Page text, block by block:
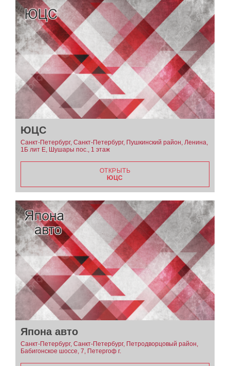
ЮЦС
Санкт-Петербург, Санкт-Петербург, Пушкинский район, Ленина,
1Б лит Е, Шушары пос., 1 этаж
ОТКРЫТЬ
ЮЦС
Япона авто
Санкт-Петербург, Санкт-Петербург, Петродворцовый район,
Бабигонское шоссе, 7, Петергоф г.